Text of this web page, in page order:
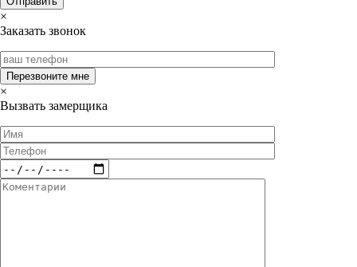
×
Заказать звонок
×
Вызвать замерщика